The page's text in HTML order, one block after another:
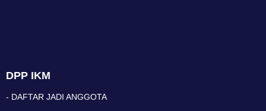
DPP IKM
- DAFTAR JADI ANGGOTA